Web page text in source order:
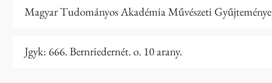
Magyar Tudományos Akadémia Művészeti
Jgyk: 666. Bernriedernét. o. 10 arany.